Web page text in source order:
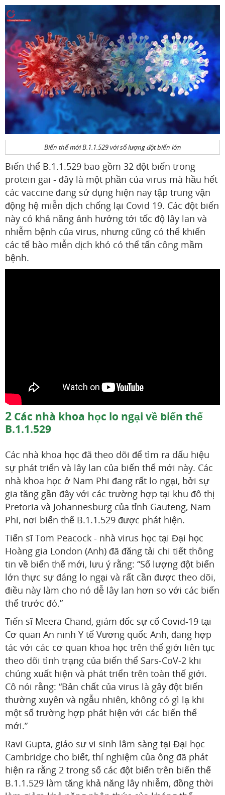
Biến thể mới B.1.1.529 với số lượng đột biến lớn
Biến thể B.1.1.529 bao gồm 32 đột biến trong
protein gai - đây là một phần của virus mà hầu hết
các vaccine đang sử dụng hiện nay tập trung vận
động hệ miễn dịch chống lại Covid 19. Các đột biến
này có khả năng ảnh hưởng tới tốc độ lây lan và
nhiễm bệnh của virus, nhưng cũng có thể khiến
các tế bào miễn dịch khó có thể tấn công mầm
bệnh.
2 Các nhà khoa học lo ngại về biến thể
B.1.1.529
Các nhà khoa học đã theo dõi để tìm ra dấu hiệu
sự phát triển và lây lan của biến thể mới này. Các
nhà khoa học ở Nam Phi đang rất lo ngại, bởi sự
gia tăng gần đây với các trường hợp tại khu đô thị
Pretoria và Johannesburg của tỉnh Gauteng, Nam
Phi, nơi biến thể B.1.1.529 được phát hiện.
Tiến sĩ Tom Peacock - nhà virus học tại Đại học
Hoàng gia London (Anh) đã đăng tải chi tiết thông
tin về biến thể mới, lưu ý rằng: “Số lượng đột biến
lớn thực sự đáng lo ngại và rất cần được theo dõi,
điều này làm cho nó dễ lây lan hơn so với các biến
thể trước đó.”
Tiến sĩ Meera Chand, giám đốc sự cố Covid-19 tại
Cơ quan An ninh Y tế Vương quốc Anh, đang hợp
tác với các cơ quan khoa học trên thế giới liên tục
theo dõi tình trạng của biến thể Sars-CoV-2 khi
chúng xuất hiện và phát triển trên toàn thế giới.
Cô nói rằng: “Bản chất của virus là gây đột biến
thường xuyên và ngẫu nhiên, không có gì lạ khi
một số trường hợp phát hiện với các biến thể
mới.”
Ravi Gupta, giáo sư vi sinh lâm sàng tại Đại học
Cambridge cho biết, thí nghiệm của ông đã phát
hiện ra rằng 2 trong số các đột biến trên biến thể
B.1.1.529 làm tăng khả năng lây nhiễm, đồng thời